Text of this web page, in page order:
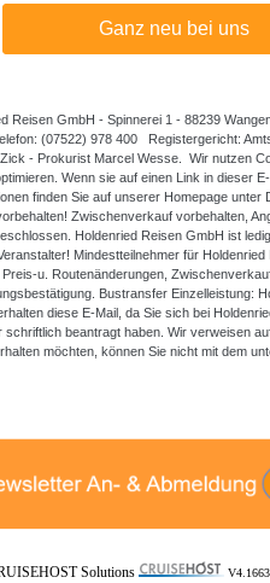
Ganz neu bei uns
Reisen GmbH - Spinnerei 1 - 88239
(07522) 978 400 Registergericht:
- Prokurist Marcel Wesse. Wir nutzen
Wenn sie auf einen Link in dieser
finden Sie auf unserer Homepage
Zwischenverkauf vorbehalten,
Holdenried Reisen GmbH ist
Mindestteilnehmer für
Preis-u. Routenänderungen,
Bustransfer Einzelleistung:
diese E-Mail, da Sie sich bei
beantragt haben. Wir verweisen
möchten, können Sie nicht mit dem
Solutions V4.1663